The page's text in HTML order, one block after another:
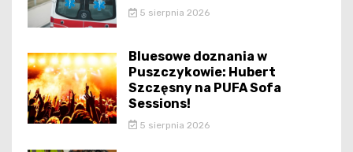
5 sierpnia 2026
Bluesowe doznania w
Puszczykowie: Hubert
Szczęsny na PUFA Sofa
Sessions!
5 sierpnia 2026